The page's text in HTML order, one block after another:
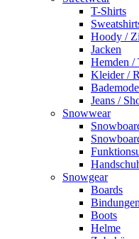
T-Shirts
Hoody /
Jacken
Hemden /
Kleider /
Bademode
Jeans /
Snowwear
Snowgear
Boards
Bindungen
Boots
Helme